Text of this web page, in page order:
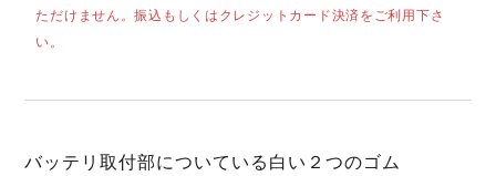
ただけません。振込もしくはクレジットカード決済をご利用下さ
い。
バッテリ取付部についている白い２つのゴム